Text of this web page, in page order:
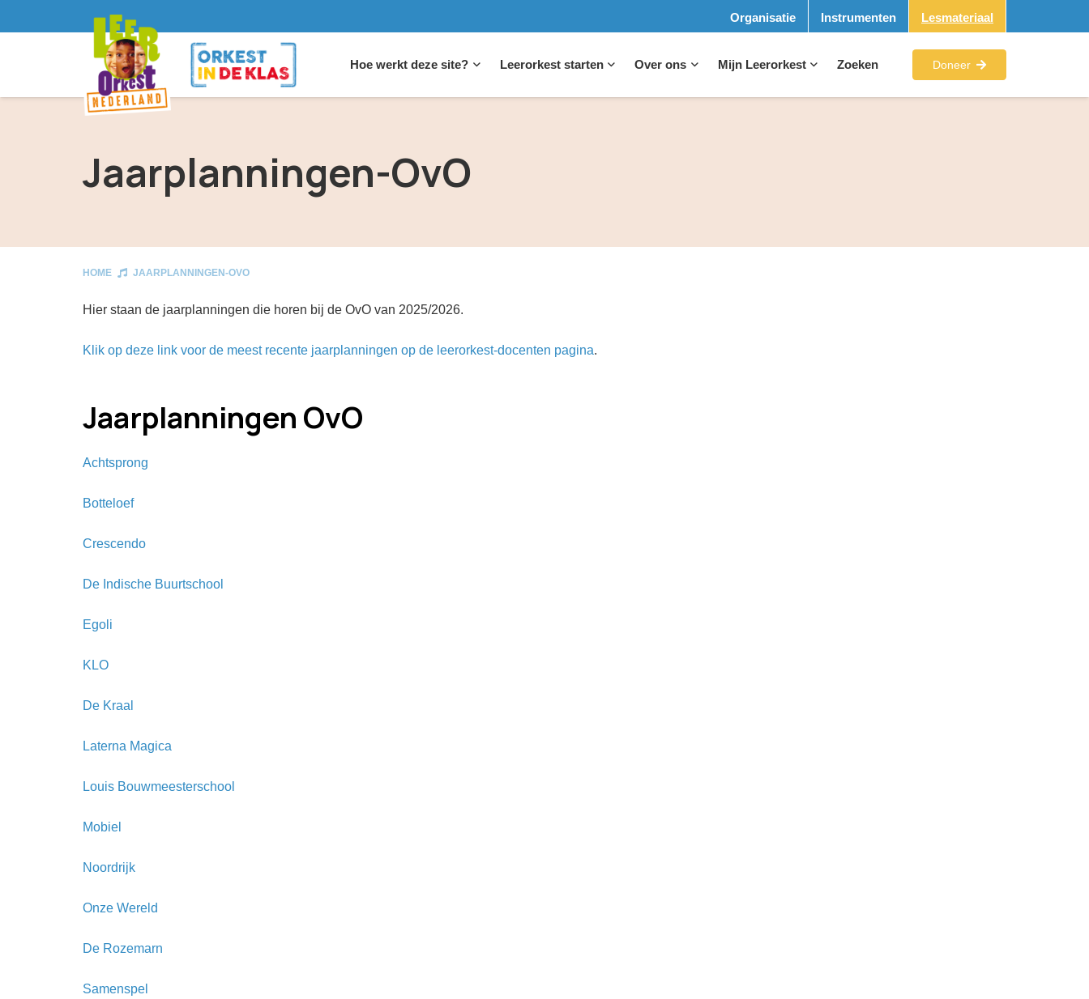
Organisatie Instrumenten Lesmateriaal
Hoe werkt deze site? Leerorkest starten Over ons Mijn Leerorkest Zoeken Doneer
Jaarplanningen-OvO
HOME JAARPLANNINGEN-OVO
Hier staan de jaarplanningen die horen bij de OvO van 2025/2026.
Klik op deze link voor de meest recente jaarplanningen op de leerorkest-docenten pagina.
Jaarplanningen OvO
Achtsprong
Botteloef
Crescendo
De Indische Buurtschool
Egoli
KLO
De Kraal
Laterna Magica
Louis Bouwmeesterschool
Mobiel
Noordrijk
Onze Wereld
De Rozemarn
Samenspel